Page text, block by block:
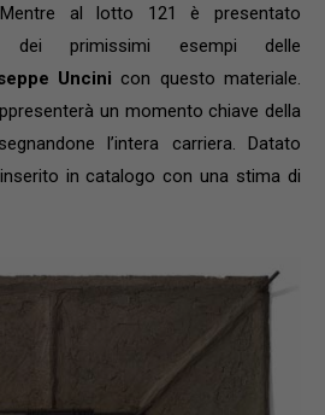
al lotto 121 è presentato
primissimi esempi delle
Uncini con questo materiale.
un momento chiave della
l’intera carriera. Datato
in catalogo con una stima di